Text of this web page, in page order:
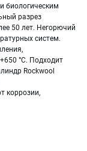
биологическим
разрез
50 лет. Негорючий
систем.
°C. Подходит
Rockwool
коррозии,